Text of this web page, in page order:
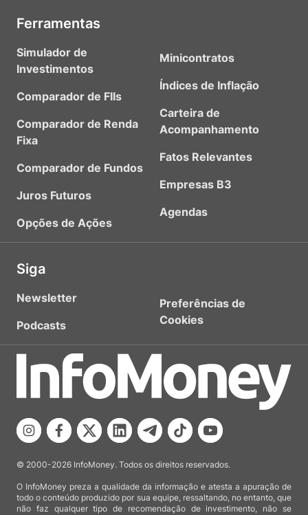
Ferramentas
Simulador de
Investimentos
Comparador de FIIs
Comparador de Renda
Fixa
Comparador de Fundos
Juros Futuros
Opções de Ações
Minicontratos
Índices de Inflação
Carteira de
Acompanhamento
Fatos Relevantes
Empresas B3
Agendas
Siga
Newsletter
Podcasts
Preferências de
Cookies
© 2000-2026 InfoMoney. Todos os direitos reservados.
O InfoMoney preza a qualidade da informação e atesta a apuração de
todo o conteúdo produzido por sua equipe, ressaltando, no entanto, que
não faz qualquer tipo de recomendação de investimento, não se